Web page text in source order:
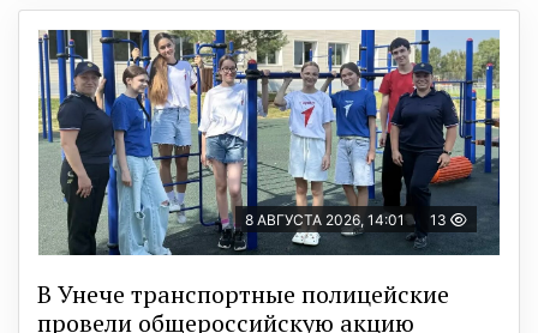
8 АВГУСТА 2026, 14:01 13
В Унече транспортные полицейские
провели общероссийскую акцию